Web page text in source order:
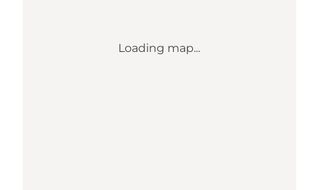
Loading map...